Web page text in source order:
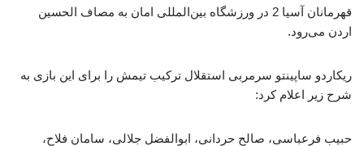
قهرمانان آسیا 2 در ورزشگاه بین‌المللی امان به مصاف الحسین
اردن می‌رود.
ریکاردو ساپینتو سرمربی استقلال ترکیب تیمش را برای این بازی به
شرح زیر اعلام کرد:
حبیب فرعباسی، صالح حردانی، ابوالفضل جلالی، سامان فلاح،